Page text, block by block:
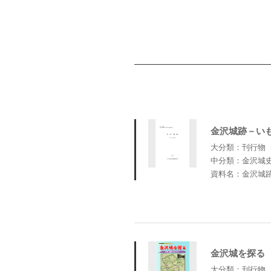
金沢城跡－い
大分類：刊行物
中分類：金沢城
資料名：金沢城
金沢城を探る
大分類：刊行物